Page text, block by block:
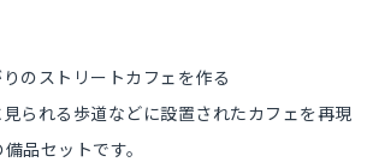
のストリートカフェを作る
られる歩道などに設置されたカフェを再現
品セットです。